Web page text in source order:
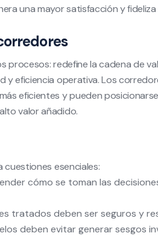
una mayor satisfacción y fideliza
procesos: redefine la cadena de
eficiencia operativa. Los
eficientes y pueden
valor añadido.
cuestiones esenciales:
cómo se toman las
tratados deben ser seguros y
deben evitar generar sesgos